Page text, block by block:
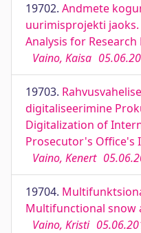
19702. Andmete
uurimisprojekti
Analysis for Research
Vaino, Kaisa
19703.
digitaliseerimine
Digitalization of
Prosecutor's Office's
Vaino, Kenert
19704.
Multifunctional snow
Vaino, Kristi